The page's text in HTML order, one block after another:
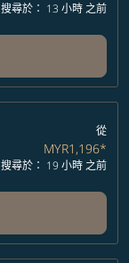
搜尋於： 13 小時 之前
從
MYR1,196*
搜尋於： 19 小時 之前